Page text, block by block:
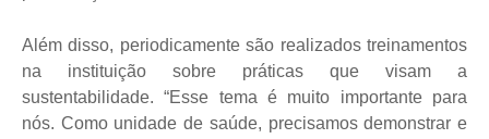
Além disso, periodicamente são realizados treinamentos
na instituição sobre práticas que visam a
sustentabilidade. “Esse tema é muito importante para
nós. Como unidade de saúde, precisamos demonstrar e